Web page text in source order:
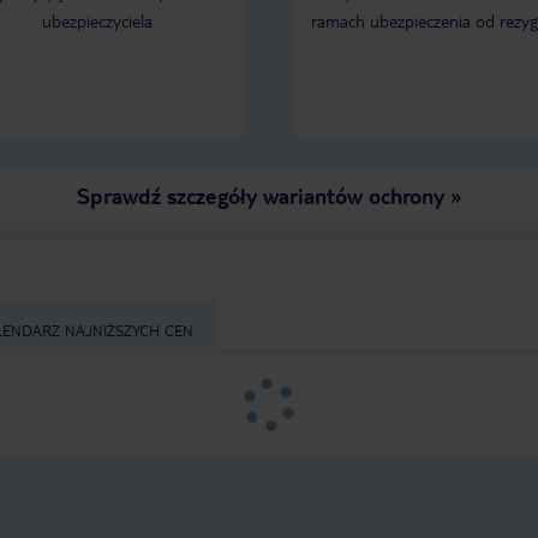
promenadzie mnóstwo restauracji,
ubezpieczyciela
ramach ubezpieczenia od
Sprawdź szczegóły wariantów ochrony»
NAJNIŻSZYCH CEN